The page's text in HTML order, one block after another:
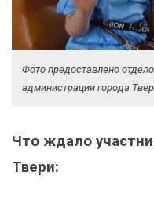
Фото предоставлено
администрации города
Что ждало
Твери: